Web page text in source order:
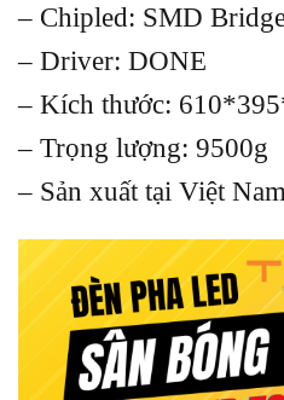
– Chipled: SMD
– Driver: DONE
– Kích thước:
– Trọng lượng: 9500g
– Sản xuất tại Việt Nam